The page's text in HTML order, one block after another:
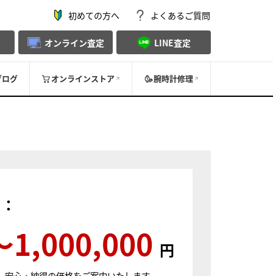
初めての方へ よくあるご質問
オンライン査定 LINE査定
ログ オンラインストア 腕時計修理
1,000,000 円